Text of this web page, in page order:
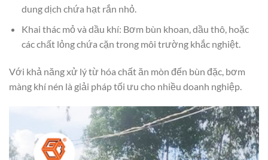
dung dịch chứa hạt rắn nhỏ.
Khai thác mỏ và dầu khí: Bơm bùn khoan, dầu thô, hoặc
các chất lỏng chứa cặn trong môi trường khắc nghiệt.
Với khả năng xử lý từ hóa chất ăn mòn đến bùn đặc, bơm
màng khí nén là giải pháp tối ưu cho nhiều doanh nghiệp.